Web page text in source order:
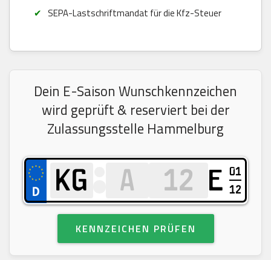
SEPA-Lastschriftmandat für die Kfz-Steuer
Dein E-Saison Wunschkennzeichen
wird geprüft & reserviert bei der
Zulassungsstelle Hammelburg
E 01
12
KENNZEICHEN PRÜFEN